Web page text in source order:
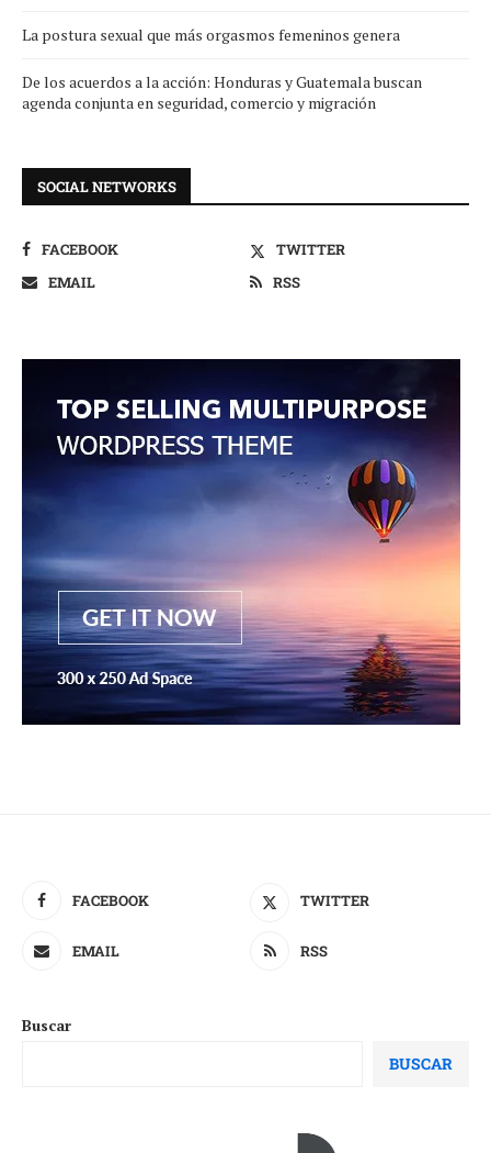
La postura sexual que más orgasmos femeninos genera
De los acuerdos a la acción: Honduras y Guatemala buscan
agenda conjunta en seguridad, comercio y migración
SOCIAL NETWORKS
FACEBOOK
TWITTER
EMAIL
RSS
FACEBOOK TWITTER
EMAIL RSS
Buscar
BUSCAR